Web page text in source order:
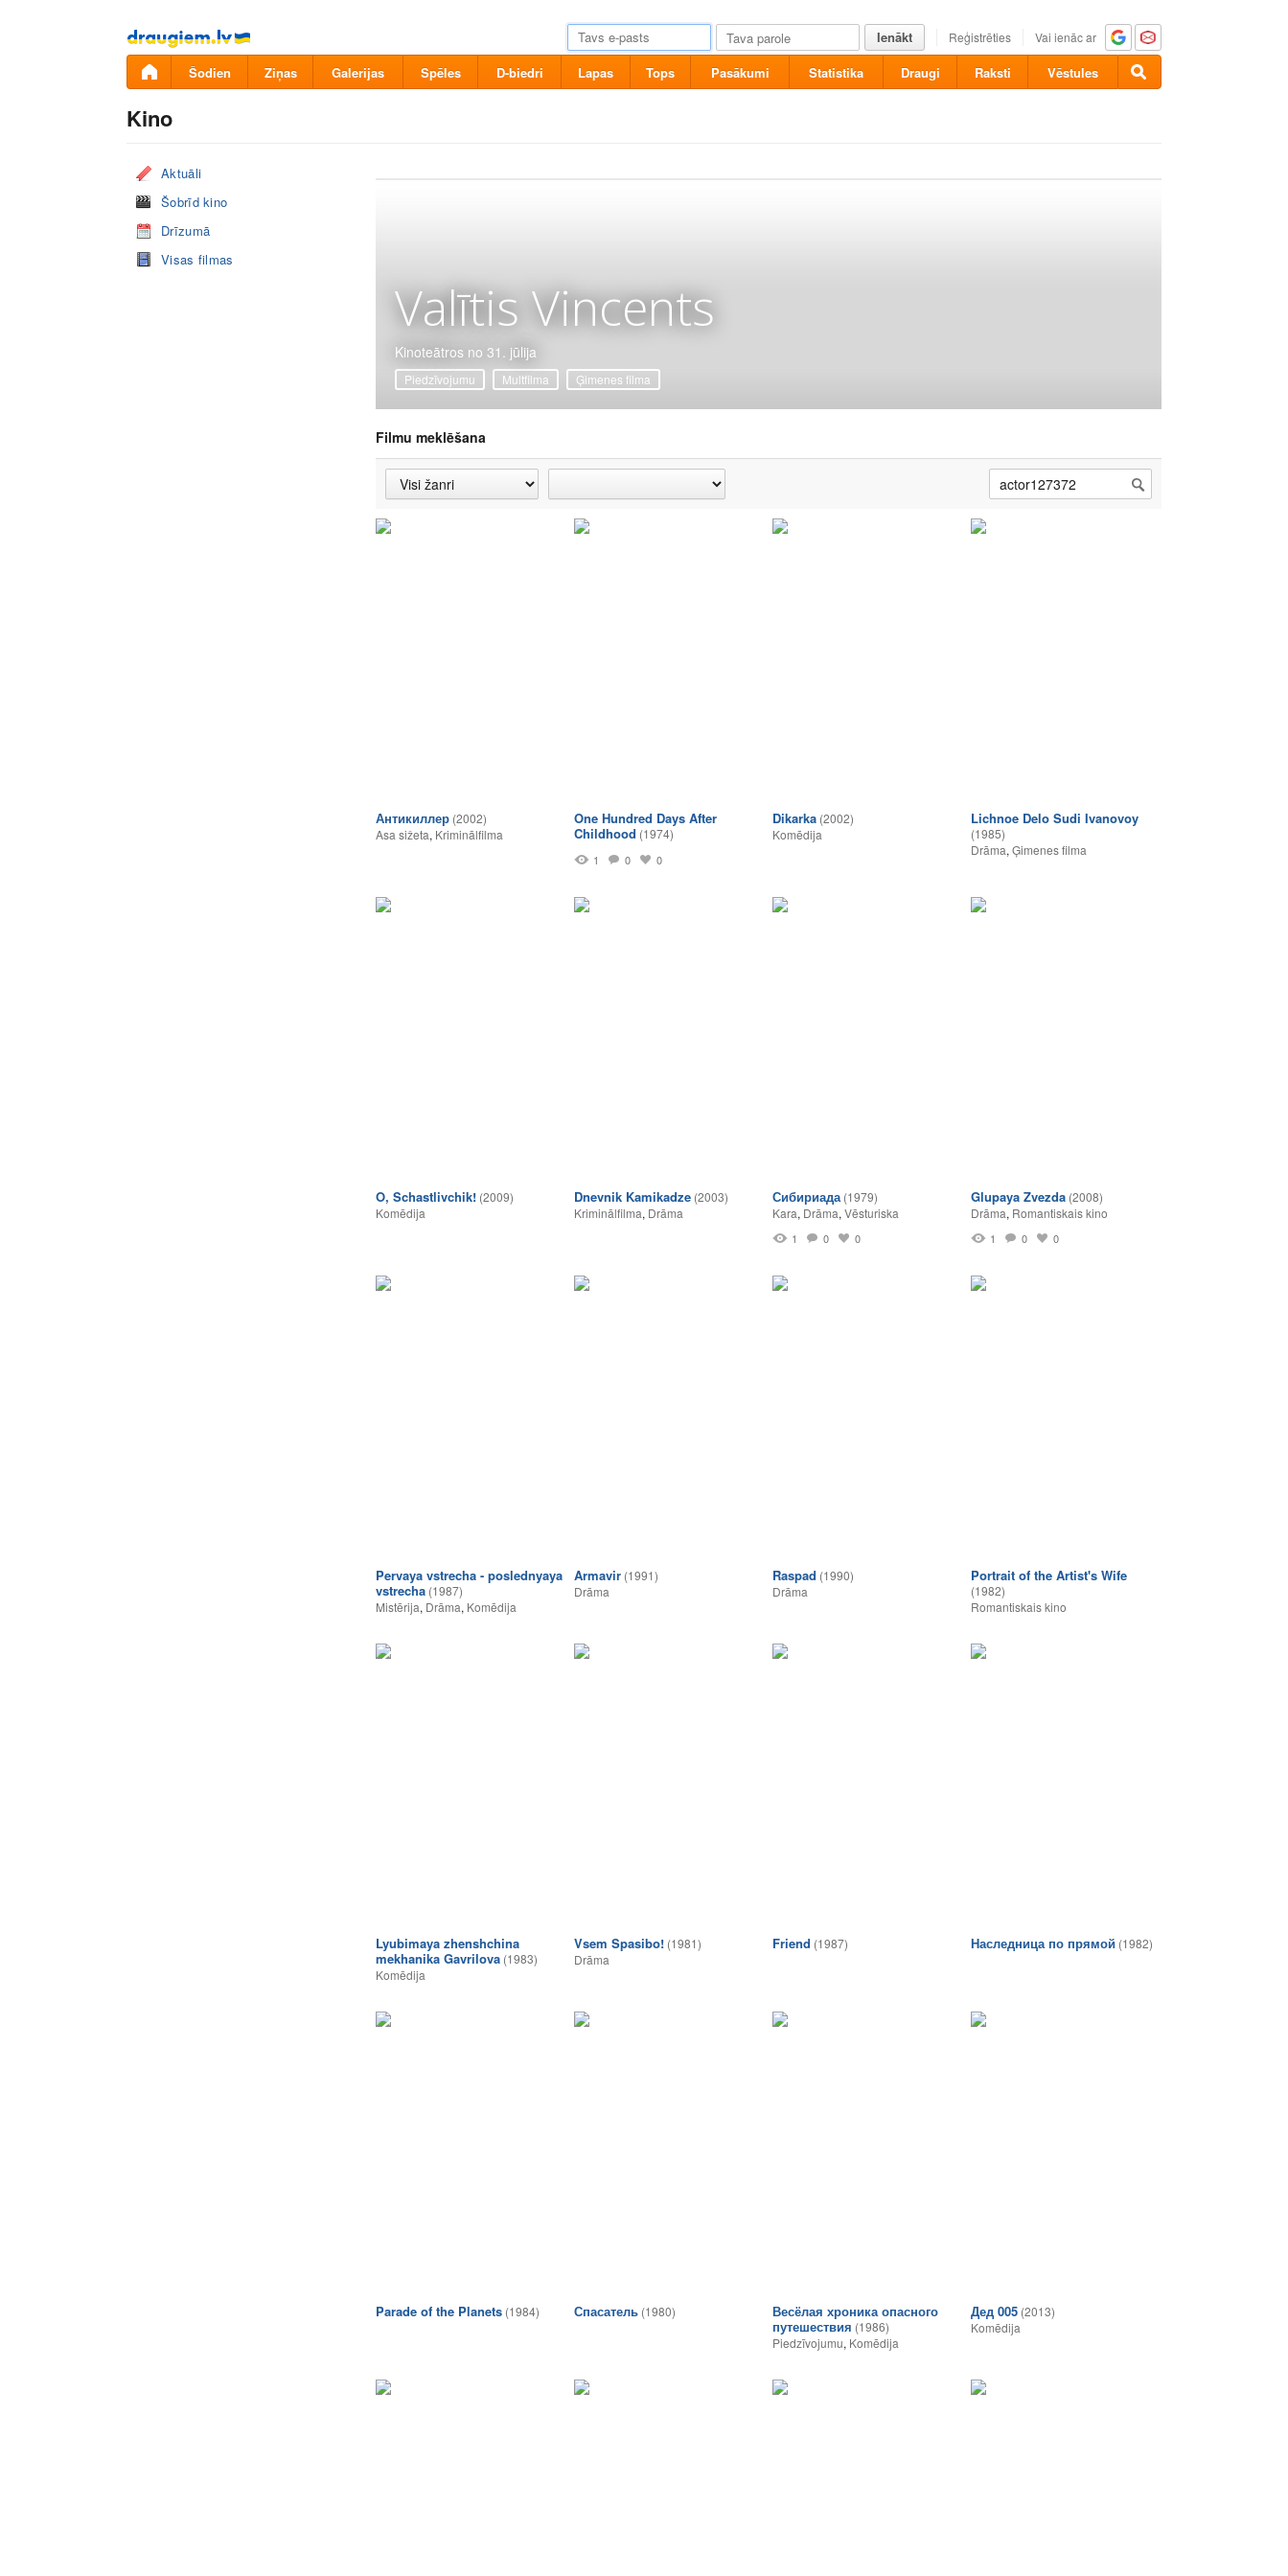
Pāriet
uz
saturu
Ienākt Reģistrēties Vai ienāc ar
Šodien Ziņas Galerijas Spēles D-biedri Lapas Tops Pasākumi Statistika Draugi Raksti Vēstules
Kino
Aktuāli
Šobrīd kino
Drīzumā
Visas filmas
Valītis Vincents
Kinoteātros no 31. jūlija
Piedzīvojumu Multfilma Ģimenes filma
Filmu meklēšana
Антикиллер (2002)
Asa sižeta, Kriminālfilma
One Hundred Days After
Childhood (1974)
1 0 0
Dikarka (2002)
Komēdija
Lichnoe Delo Sudi Ivanovoy
(1985)
Drāma, Ģimenes filma
O, Schastlivchik! (2009)
Komēdija
Dnevnik Kamikadze (2003)
Kriminālfilma, Drāma
Сибириада (1979)
Kara, Drāma, Vēsturiska
1 0 0
Glupaya Zvezda (2008)
Drāma, Romantiskais kino
1 0 0
Pervaya vstrecha - poslednyaya
vstrecha (1987)
Mistērija, Drāma, Komēdija
Armavir (1991)
Drāma
Raspad (1990)
Drāma
Portrait of the Artist's Wife
(1982)
Romantiskais kino
Lyubimaya zhenshchina
mekhanika Gavrilova (1983)
Komēdija
Vsem Spasibo! (1981)
Drāma
Friend (1987) Наследница по прямой (1982)
Parade of the Planets (1984) Спасатель (1980)
Весёлая хроника опасного
путешествия (1986)
Piedzīvojumu, Komēdija
Дед 005 (2013)
Komēdija